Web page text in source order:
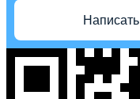
Написать